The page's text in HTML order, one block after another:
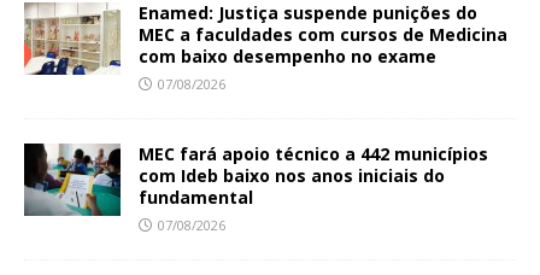
Enamed: Justiça suspende punições do
MEC a faculdades com cursos de Medicina
com baixo desempenho no exame
07/08/2026
MEC fará apoio técnico a 442 municípios
com Ideb baixo nos anos iniciais do
fundamental
07/08/2026